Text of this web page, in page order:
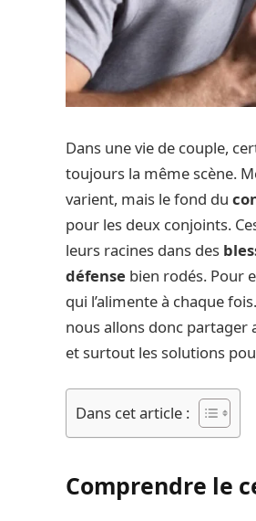
Dans une vie de couple,
toujours la même scène.
varient, mais le fond du
pour les deux conjoints.
leurs racines dans des
défense bien rodés. Pour
qui l’alimente à chaque
nous allons donc partager
et surtout les solutions
Dans cet article :
Comprendre le